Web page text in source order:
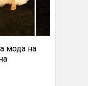
мода на